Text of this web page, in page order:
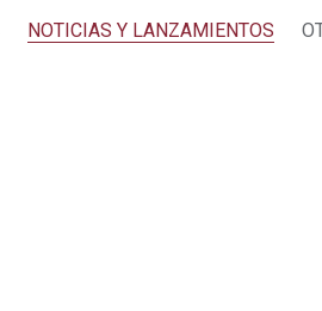
NOTICIAS Y LANZAMIENTOS